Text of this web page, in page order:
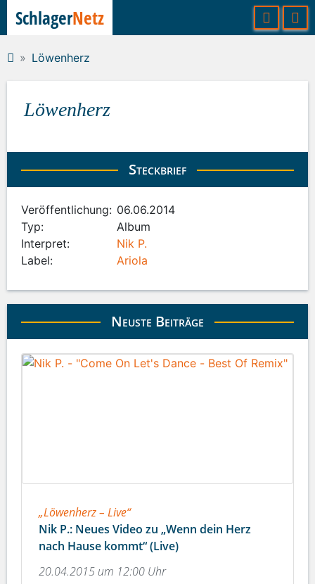
Löwenherz
Löwenherz
Steckbrief
Veröffentlichung: 06.06.2014
Typ:
Album
Interpret:
Nik P.
Label:
Ariola
Neuste Beiträge
„Löwenherz – Live“
Nik P.: Neues Video zu „Wenn dein Herz
nach Hause kommt“ (Live)
20.04.2015 um 12:00 Uhr
SchlagerNetz